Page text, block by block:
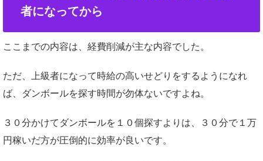
者になってから
ここまでの内容は、経費削減が主な内容でした。
ただ、上級者になって時給の高いせどりをするようになれ
ば、ダンボールを探す時間が勿体ないですよね。
３０分かけてダンボールを１０個探すよりは、３０分で１万
円稼いだ方が圧倒的に効率が良いです。